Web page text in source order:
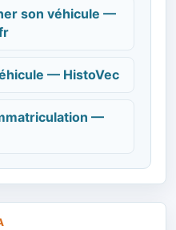
son véhicule —
— HistoVec
—